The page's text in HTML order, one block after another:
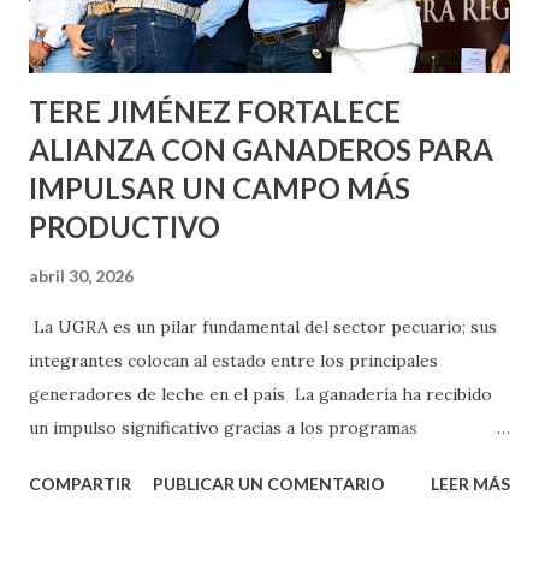
los edificios FOVISSSTE Ojo de Agua, en la comunidad
Norias de Paso Hondo y en los edificios de...
TERE JIMÉNEZ FORTALECE
ALIANZA CON GANADEROS PARA
IMPULSAR UN CAMPO MÁS
PRODUCTIVO
abril 30, 2026
La UGRA es un pilar fundamental del sector pecuario; sus
integrantes colocan al estado entre los principales
generadores de leche en el país La ganadería ha recibido
un impulso significativo gracias a los programas
muestra de su respaldo firme y decidido al campo, la
COMPARTIR PUBLICAR UN COMENTARIO LEER MÁS